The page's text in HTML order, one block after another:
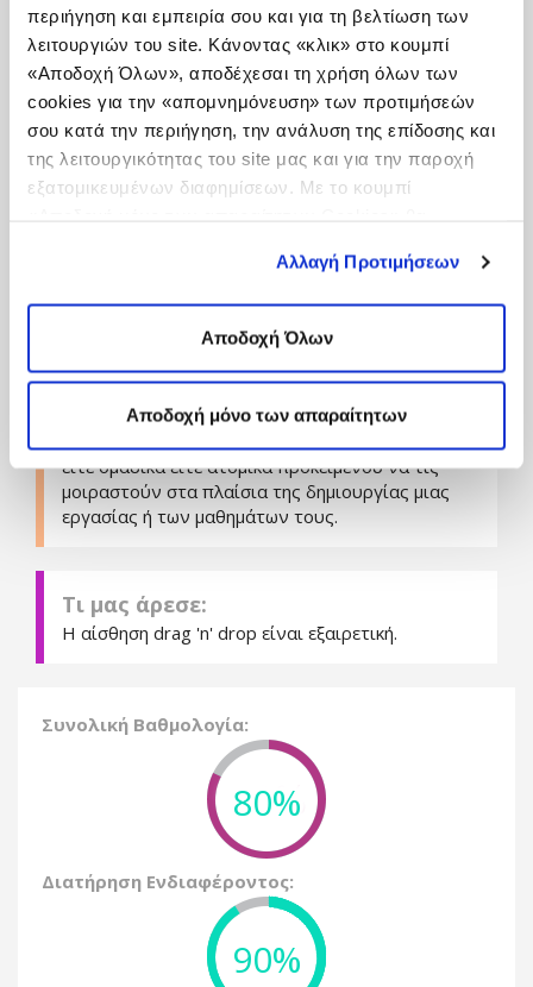
περιήγηση και εμπειρία σου και για τη βελτίωση των
λειτουργιών του site. Κάνοντας «κλικ» στο κουμπί
«Αποδοχή Όλων», αποδέχεσαι τη χρήση όλων των
cookies για την «απομνημόνευση» των προτιμήσεών
σου κατά την περιήγηση, την ανάλυση της επίδοσης και
της λειτουργικότητας του site μας και για την παροχή
εξατομικευμένων διαφημίσεων. Με το κουμπί
site cookies. Ενημερώσου για την Πολιτική
CookiesΕδώκαι τους διαφορετικούς τύπους Cookies
επιλέγοντας «Ρυθμίσεις Cookies», και τροποποίησε ανά
Αλλαγή Προτιμήσεων
Αποδοχή Όλων
Αποδοχή μόνο των απαραίτητων
είδη πληροφοριών και δεδομένων:
Συλλογές άλλων (Collection)
Ιστοσελίδα (Web Page)
Σημείωση (Note)
Φωτογραφία (Photo)
Συλλογές φωτογραφιών (Gallery)
Αρχείο (File)
οδηγίες από την ίδια την εφασρμογή) στον Safari
ένα bookmarklet (βοηθό προσθήκης
συντομεύσεων στην εφαρμογή) μας δίνεται η
δυνατότητα κατά την περιήγηση σε ιστοσελίδες
να τις προσθέτουμε αυτόματα ως συντομεύσεις
ιστοσελίδων στην εφαρμογή.
Μια εφαρμογή εκπαιδευτικού περιεχομένου είναι
να δημιουργηθούν συλλογές από τους μαθητές
είτε ομαδικά είτε ατομικά προκειμένου να τις
μοιραστούν στα πλαίσια της δημιουργίας μιας
εργασίας ή των μαθημάτων τους.
Τι μας άρεσε:
Η αίσθηση drag 'n' drop είναι εξαιρετική.
Συνολική Βαθμολογία:
80%
Διατήρηση Ενδιαφέροντος:
90%